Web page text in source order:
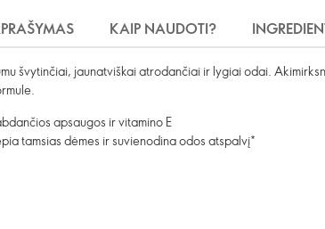
KAIP NAUDOTI?
švytinčiai, jaunatviškai atrodančiai ir lygiai odai.
apsaugos ir vitamino E
tamsias dėmes ir suvienodina odos atspalvį*